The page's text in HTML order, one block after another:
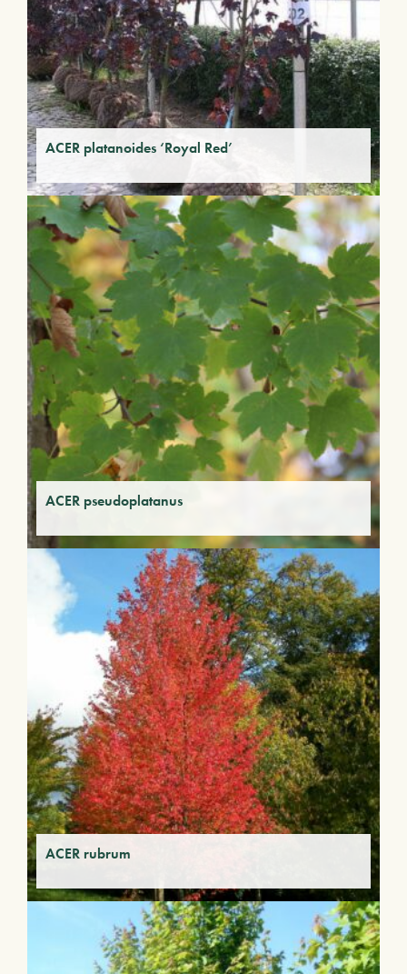
ACER platanoides ‘Royal Red’
ACER pseudoplatanus
ACER rubrum